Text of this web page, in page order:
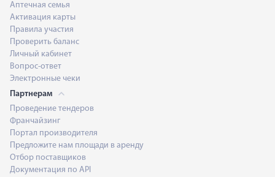
Аптечная семья
Активация карты
Правила участия
Проверить баланс
Личный кабинет
Вопрос-ответ
Электронные чеки
Партнерам
Проведение тендеров
Франчайзинг
Портал производителя
Предложите нам площади в аренду
Отбор поставщиков
Документация по API